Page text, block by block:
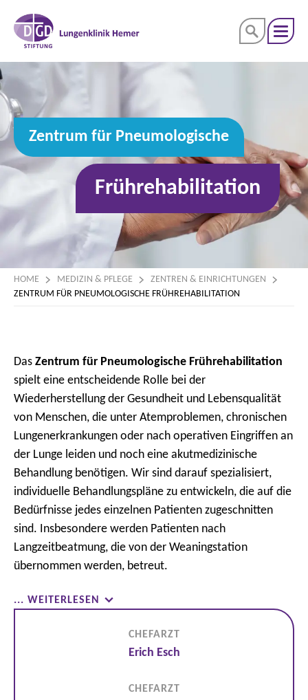
Zentrum für Pneumologische
Frührehabilitation
HOME MEDIZIN & PFLEGE
ZENTREN & EINRICHTUNGEN
ZENTRUM FÜR PNEUMOLOGISCHE FRÜHREHABILITATION
Das Zentrum für Pneumologische Frührehabilitation
spielt eine entscheidende Rolle bei der
Wiederherstellung der Gesundheit und Lebensqualität
von Menschen, die unter Atemproblemen, chronischen
Lungenerkrankungen oder nach operativen Eingriffen an
der Lunge leiden und noch eine akutmedizinische
Behandlung benötigen. Wir sind darauf spezialisiert,
individuelle Behandlungspläne zu entwickeln, die auf die
Bedürfnisse jedes einzelnen Patienten zugeschnitten
sind. Insbesondere werden Patienten nach
Langzeitbeatmung, die von der Weaningstation
übernommen werden, betreut.
... WEITERLESEN
CHEFARZT
Erich Esch
CHEFARZT